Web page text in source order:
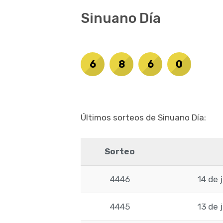
Sinuano Día
6 8 6 0
Últimos sorteos de Sinuano Día:
Sorteo
4446 14 de
4445 13 de